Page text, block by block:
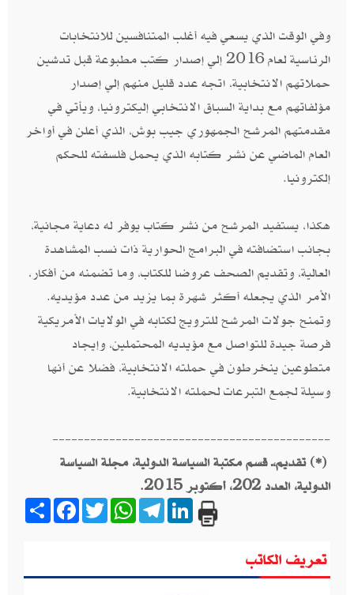
وفي الوقت الذي يسعي فيه أغلب المتنافسين للانتخابات
الرئاسية لعام‮ ‬2016‮ ‬إلي إصدار كتب مطبوعة قبل تدشين
حملاتهم الانتخابية،‮ ‬اتجه عدد قليل منهم إلي إصدار
مؤلفاتهم مع بداية السباق الانتخابي إليكترونيا،‮ ‬ويأتي في
مقدمتهم المرشح الجمهوري جيب بوش،‮ ‬الذي أعلن في أواخر
العام الماضي عن نشر كتابه الذي يحمل فلسفته للحكم
إلكترونيا‮.‬
هكذا،‮ ‬يستفيد المرشح من نشر كتاب يوفر له دعاية مجانية،
بجانب استضافته في البرامج الحوارية ذات نسب المشاهدة
العالية، وتقديم الصحف عروضا للكتاب،‮ ‬وما تضمنه من أفكار،
الأمر الذي يجعله أكثر شهرة بما يزيد من عدد مؤيديه‮.
‬وتمنح جولات المرشح للترويج لكتابه في الولايات الأمريكية
فرصة جيدة للتواصل مع مؤيديه المحتملين، وإيجاد
متطوعين ينخرطون في حملته الانتخابية، فضلا عن أنها
وسيلة لجمع التبرعات لحملته الانتخابية‮.‬
--------------------------------------------
(*) تقديم،ـ قسم مكتبة السياسة الدولية، مجلة السياسة
الدولية، العدد 202، أكتوبر 2015.
Share
FacebookTwitter
WhatsApp
Telegram
LinkedIn
تعريف الكاتب